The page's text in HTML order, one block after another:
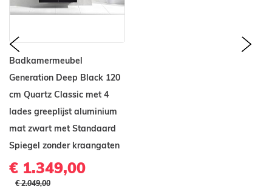
Badkamermeubel
Generation Deep Black 120
cm Quartz Classic met 4
lades greeplijst aluminium
mat zwart met Standaard
Spiegel zonder kraangaten
€ 1.349,00
€ 2.049,00